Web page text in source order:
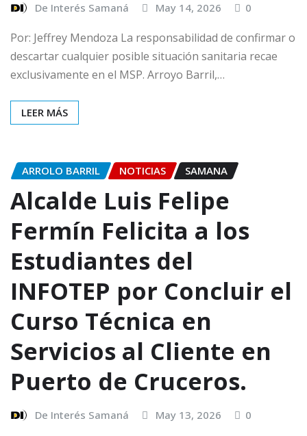
De Interés Samaná May 14, 2026 0
Por: Jeffrey Mendoza La responsabilidad de confirmar o
descartar cualquier posible situación sanitaria recae
exclusivamente en el MSP. Arroyo Barril,…
LEER MÁS
ARROLO BARRIL NOTICIAS SAMANA
Alcalde Luis Felipe
Fermín Felicita a los
Estudiantes del
INFOTEP por Concluir el
Curso Técnica en
Servicios al Cliente en
Puerto de Cruceros.
De Interés Samaná May 13, 2026 0